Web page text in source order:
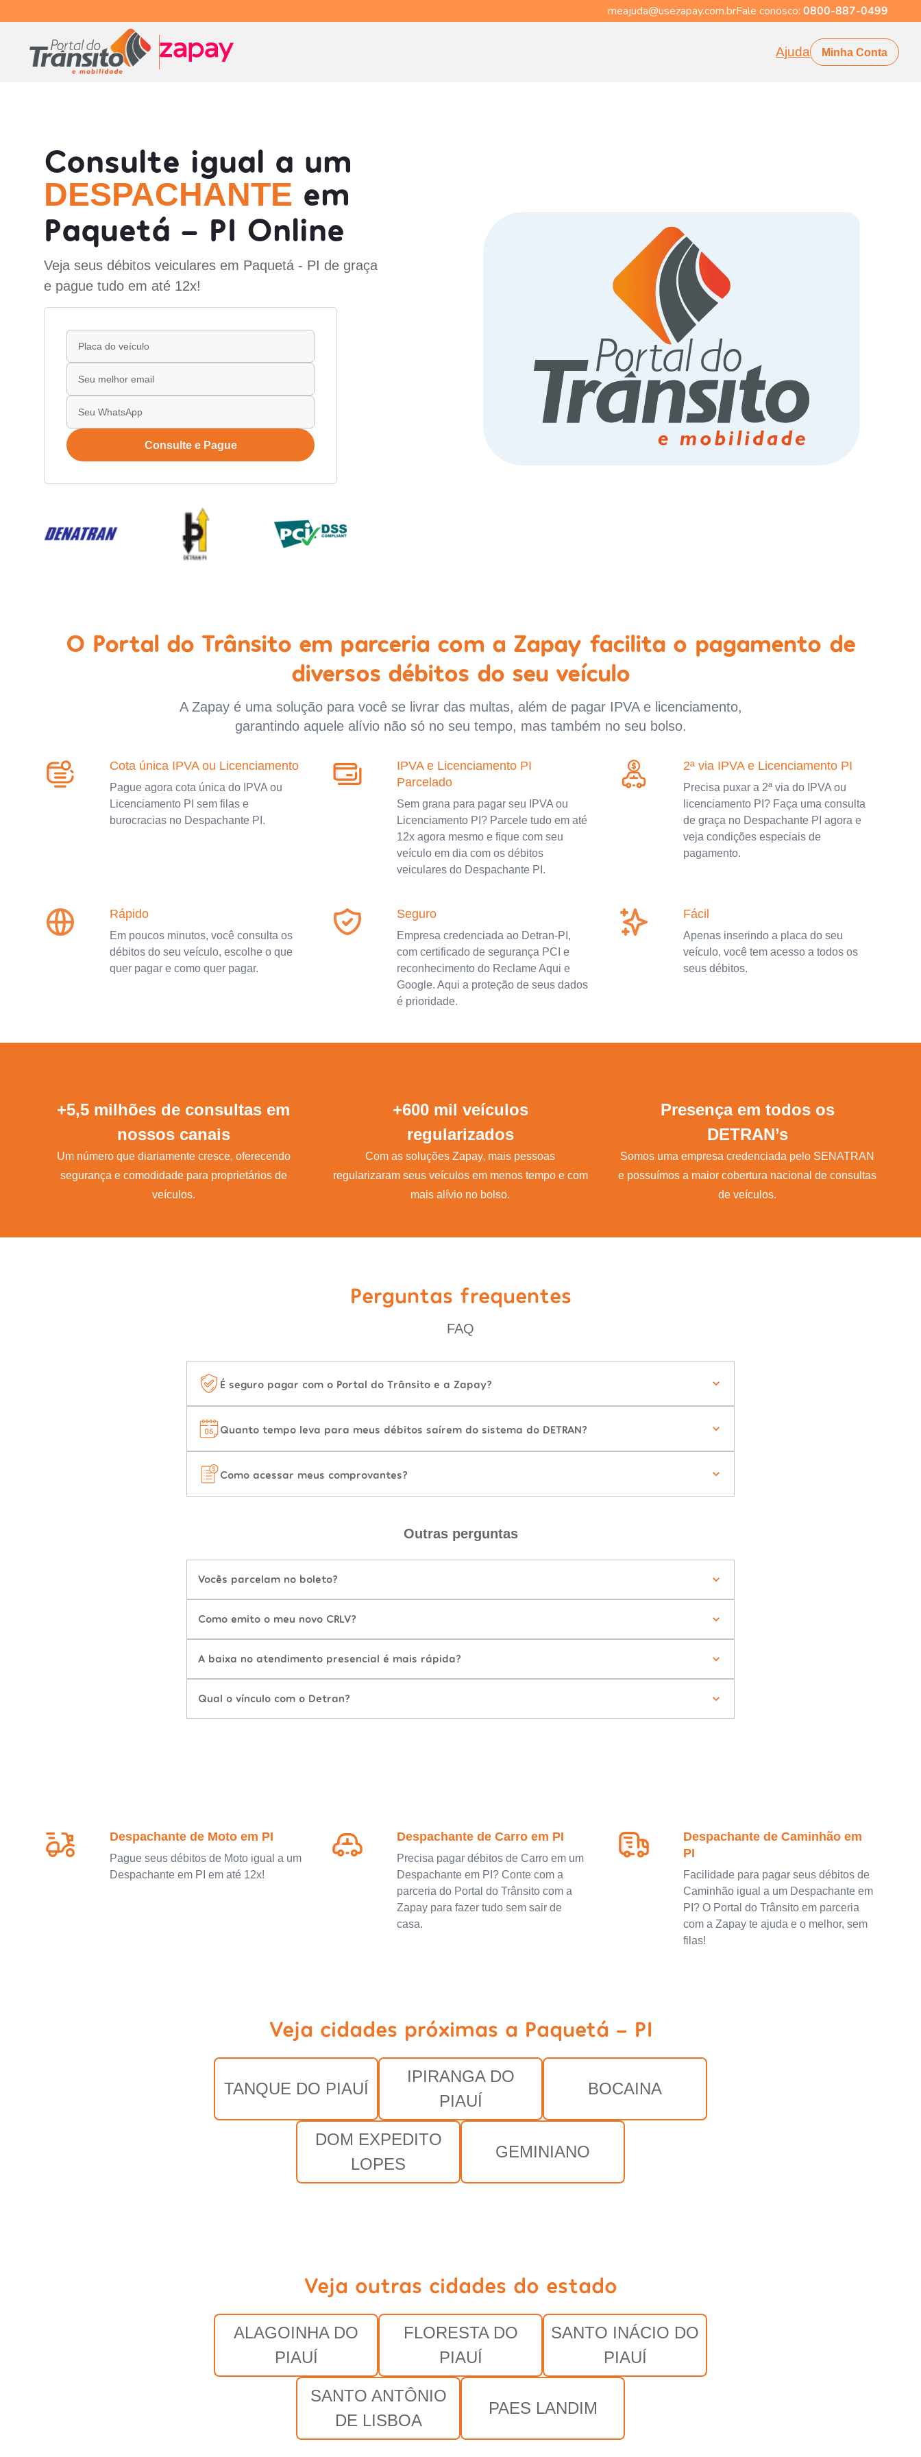
meajuda@usezapay.com.brFale conosco: 0800-887-0499
Ajuda Minha Conta
Consulte igual a um
DESPACHANTE em
Paquetá - PI Online
Veja seus débitos veiculares em Paquetá - PI de graça
e pague tudo em até 12x!
Consulte e Pague
O Portal do Trânsito em parceria com a Zapay facilita o pagamento de
diversos débitos do seu veículo
A Zapay é uma solução para você se livrar das multas, além de pagar IPVA e licenciamento,
garantindo aquele alívio não só no seu tempo, mas também no seu bolso.
Cota única IPVA ou Licenciamento
Pague agora cota única do IPVA ou
Licenciamento PI sem filas e
burocracias no Despachante PI.
IPVA e Licenciamento PI
Parcelado
Sem grana para pagar seu IPVA ou
Licenciamento PI? Parcele tudo em até
12x agora mesmo e fique com seu
veículo em dia com os débitos
veiculares do Despachante PI.
2ª via IPVA e Licenciamento PI
Precisa puxar a 2ª via do IPVA ou
licenciamento PI? Faça uma consulta
de graça no Despachante PI agora e
veja condições especiais de
pagamento.
Rápido
Em poucos minutos, você consulta os
débitos do seu veículo, escolhe o que
quer pagar e como quer pagar.
Seguro
Empresa credenciada ao Detran-PI,
com certificado de segurança PCI e
reconhecimento do Reclame Aqui e
Google. Aqui a proteção de seus dados
é prioridade.
Fácil
Apenas inserindo a placa do seu
veículo, você tem acesso a todos os
seus débitos.
+5,5 milhões de consultas em
nossos canais
Um número que diariamente cresce, oferecendo
segurança e comodidade para proprietários de
veículos.
+600 mil veículos
regularizados
Com as soluções Zapay, mais pessoas
regularizaram seus veículos em menos tempo e com
mais alívio no bolso.
Presença em todos os
DETRAN’s
Somos uma empresa credenciada pelo SENATRAN
e possuímos a maior cobertura nacional de consultas
de veículos.
Perguntas frequentes
FAQ
É seguro pagar com o Portal do Trânsito e a Zapay?
Quanto tempo leva para meus débitos saírem do sistema do DETRAN?
Como acessar meus comprovantes?
Outras perguntas
Vocês parcelam no boleto?
Como emito o meu novo CRLV?
A baixa no atendimento presencial é mais rápida?
Qual o vínculo com o Detran?
Despachante de Moto em PI
Pague seus débitos de Moto igual a um
Despachante em PI em até 12x!
Despachante de Carro em PI
Precisa pagar débitos de Carro em um
Despachante em PI? Conte com a
parceria do Portal do Trânsito com a
Zapay para fazer tudo sem sair de
casa.
Despachante de Caminhão em
PI
Facilidade para pagar seus débitos de
Caminhão igual a um Despachante em
PI? O Portal do Trânsito em parceria
com a Zapay te ajuda e o melhor, sem
filas!
Veja cidades próximas a Paquetá - PI
TANQUE DO PIAUÍ
IPIRANGA DO
PIAUÍ
BOCAINA
DOM EXPEDITO
LOPES
GEMINIANO
Veja outras cidades do estado
ALAGOINHA DO
PIAUÍ
FLORESTA DO
PIAUÍ
SANTO INÁCIO DO
PIAUÍ
SANTO ANTÔNIO
DE LISBOA
PAES LANDIM